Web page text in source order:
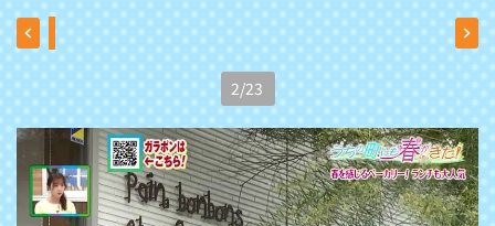
2/23